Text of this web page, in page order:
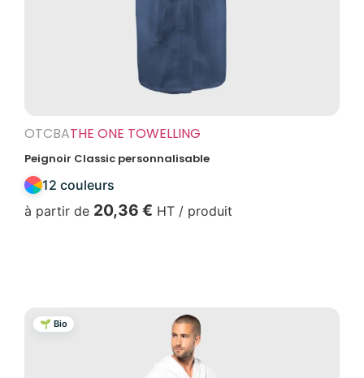
OTCBATHE ONE TOWELLING
Peignoir Classic personnalisable
12 couleurs
à partir de 20,36 € HT / produit
🌱 Bio